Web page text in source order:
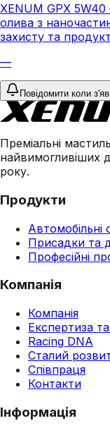
XENUM GPX
олива з
захисту та
—
Повідомити коли
Преміальні
найвимогливіших
року.
Продукти
Автомобільні
Присадки та
Професійні
Компанія
Компанія
Експертиза та
Racing DNA
Сталий
Співпраця
Контакти
Інформація